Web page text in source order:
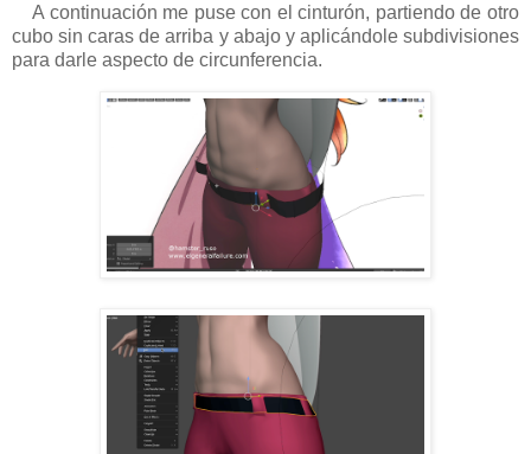
A continuación me puse con el cinturón, partiendo de otro
cubo sin caras de arriba y abajo y aplicándole subdivisiones
para darle aspecto de circunferencia.